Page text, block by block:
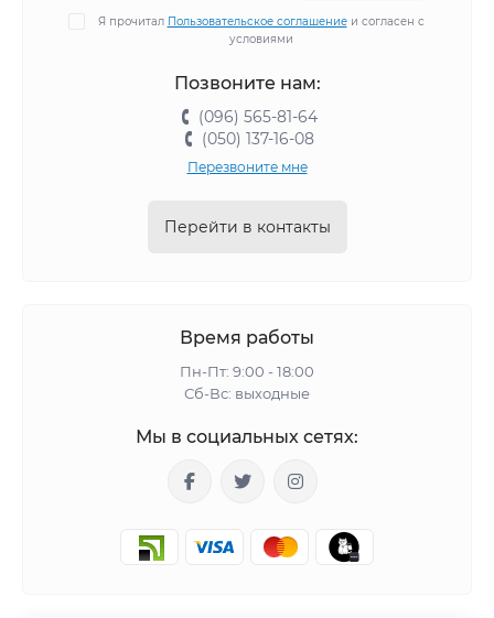
Я прочитал Пользовательское соглашениеи согласен с
условиями
Позвоните нам:
(096) 565-81-64
(050) 137-16-08
Перезвоните мне
Перейти в контакты
Время работы
Пн-Пт: 9:00 - 18:00
Сб-Вс: выходные
Мы в социальных сетях: